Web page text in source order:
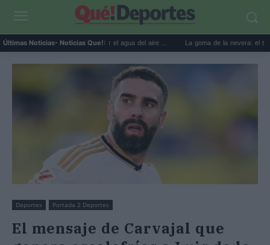
Últimas Noticias- Noticias Que!:
prácticos para reutilizar el agua del aire ... La goma de la nevera: el truco del
Deportes Portada 2 Deportes
El mensaje de Carvajal que